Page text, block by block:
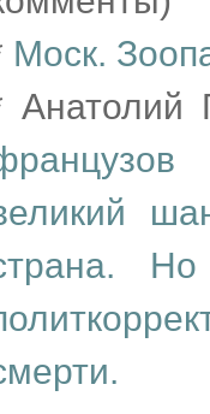
Моск.
Анатолий